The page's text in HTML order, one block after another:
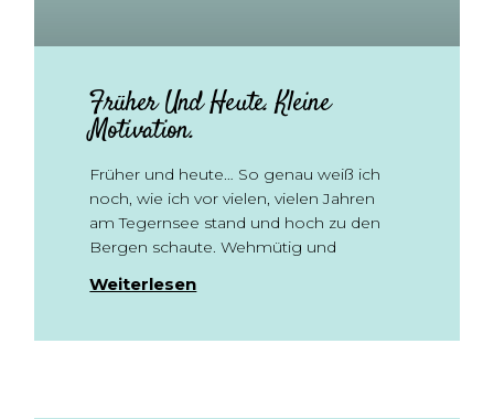
Früher Und Heute. Kleine
Motivation.
Früher und heute… So genau weiß ich
noch, wie ich vor vielen, vielen Jahren
am Tegernsee stand und hoch zu den
Bergen schaute. Wehmütig und
Weiterlesen